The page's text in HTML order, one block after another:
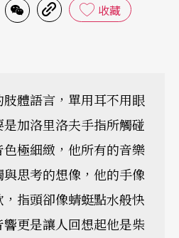
收藏
體語言，單用耳不用眼
加洛里洛夫手指所觸碰
極細緻，他所有的音樂
思考的想像，他的手像
指頭卻像蜻蜓點水般快
更是讓人回想起他是柴